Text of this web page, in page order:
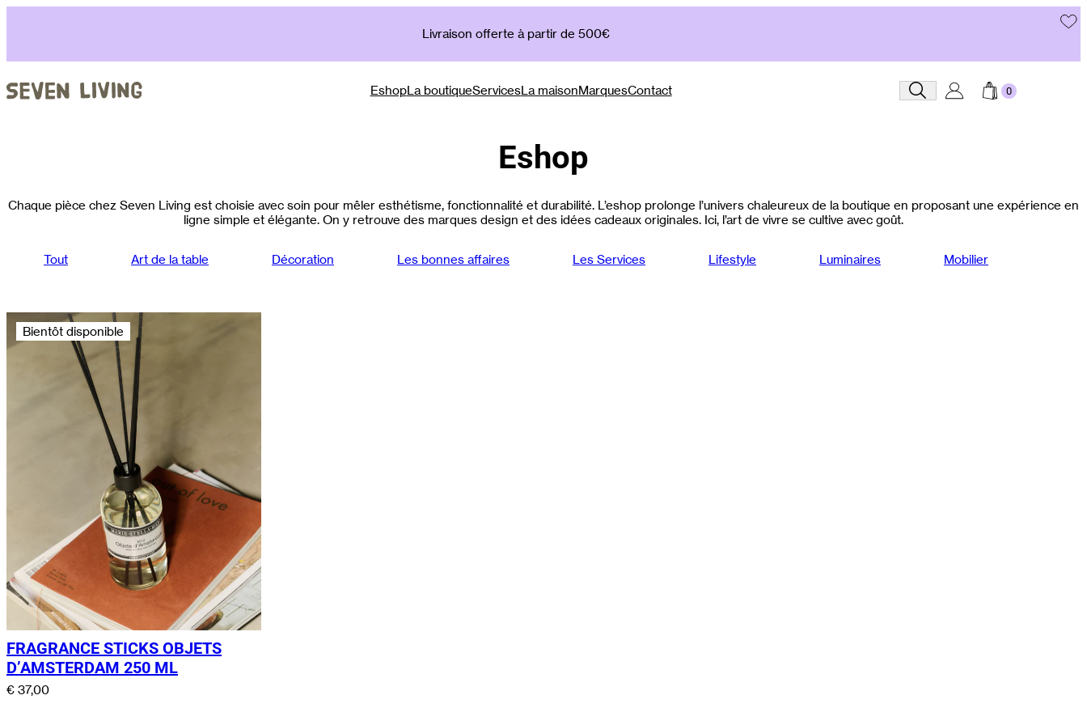
Livraison offerte à partir de 500€
EshopLa boutiqueServicesLa maisonMarquesContact Recherche
Eshop
Chaque pièce chez Seven Living est choisie avec soin pour mêler esthétisme, fonctionnalité et durabilité. L’eshop prolonge l’univers chaleureux de la boutique en proposant une expérience en
ligne simple et élégante. On y retrouve des marques design et des idées cadeaux originales. Ici, l’art de vivre se cultive avec goût.
Tout Art de la table Décoration Les bonnes affaires Les Services Lifestyle Luminaires Mobilier
Bientôt disponible
FRAGRANCE STICKS OBJETS
D’AMSTERDAM 250 ML
€ 37,00